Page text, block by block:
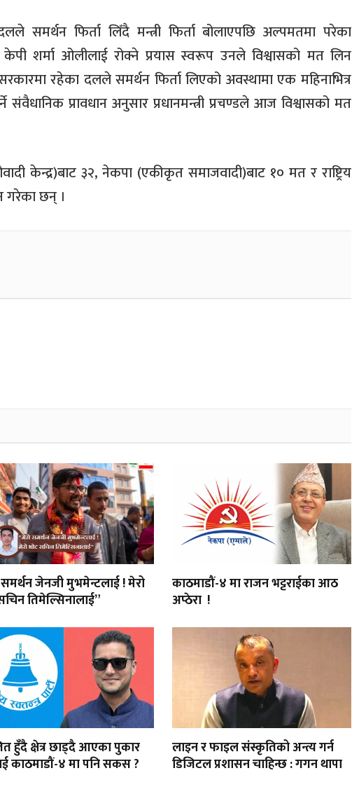
समर्थन फिर्ता लिँदै मन्त्री फिर्ता बोलाएपछि अल्पमतमा परेका
केपी शर्मा ओलीलाई रोक्ने प्रयास स्वरूप उनले विश्वासको मत लिन
रहेका दलले समर्थन फिर्ता लिएको अवस्थामा एक महिनाभित्र
संवैधानिक प्रावधान अनुसार प्रधानमन्त्री प्रचण्डले आज विश्वासको मत
केन्द्र)बाट ३२, नेकपा (एकीकृत समाजवादी)बाट १० मत र राष्ट्रिय
गरेका छन् ।
जेनजी मुभमेन्टलाई ! मेरो
तिमेल्सिनालाई”
काठमाडौं-४ मा राजन भट्टराईका आठ
अप्ठेरा !
हुँदै क्षेत्र छाड्दै आएका पुकार
काठमाडौं-४ मा पनि सकस ?
लाइन र फाइल संस्कृतिको अन्त्य गर्न
डिजिटल प्रशासन चाहिन्छ : गगन थापा